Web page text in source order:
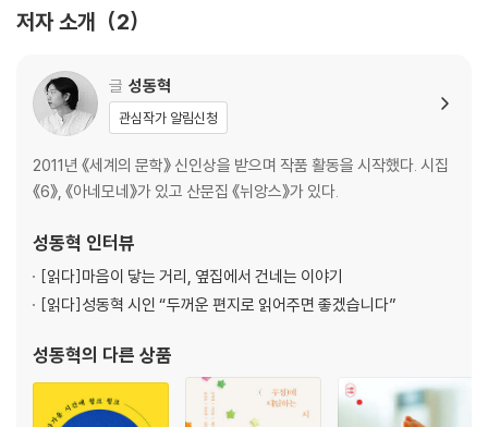
저자 소개 2
글 성동혁
관심작가 알림신청
2011년 《세계의 문학》 신인상을 받으며 작품 활동을 시작했다. 시집
《6》, 《아네모네》가 있고 산문집 《뉘앙스》가 있다.
성동혁 인터뷰
[읽다]마음이 닿는 거리, 옆집에서 건네는 이야기
[읽다]성동혁 시인 “두꺼운 편지로 읽어주면 좋겠습니다”
성동혁의 다른 상품